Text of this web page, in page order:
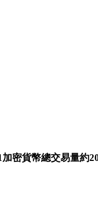
加密貨幣總交易量約